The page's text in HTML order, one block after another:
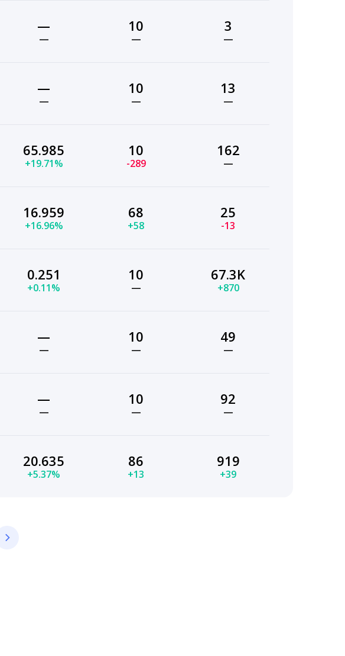
—
—
10
—
3
—
—
—
10
—
13
—
65.985
+19.71%
10
-289
162
—
16.959
+16.96%
68
+58
25
-13
0.251
+0.11%
10
—
67.3K
+870
—
—
10
—
49
—
—
—
10
—
92
—
20.635
+5.37%
86
+13
919
+39